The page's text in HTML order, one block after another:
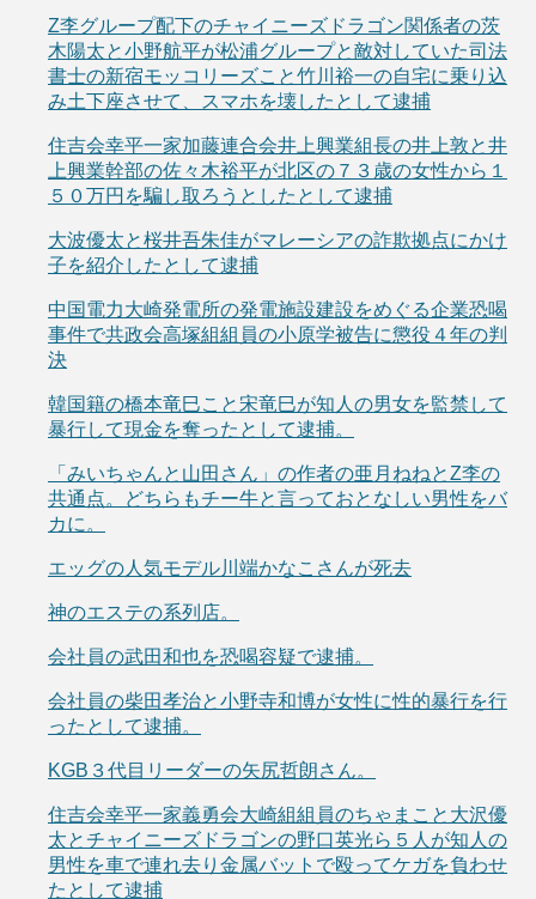
Z李グループ配下のチャイニーズドラゴン関係者の茨
木陽太と小野航平が松浦グループと敵対していた司法
書士の新宿モッコリーズこと竹川裕一の自宅に乗り込
み土下座させて、スマホを壊したとして逮捕
住吉会幸平一家加藤連合会井上興業組長の井上敦と井
上興業幹部の佐々木裕平が北区の７３歳の女性から１
５０万円を騙し取ろうとしたとして逮捕
大波優太と桜井吾朱佳がマレーシアの詐欺拠点にかけ
子を紹介したとして逮捕
中国電力大崎発電所の発電施設建設をめぐる企業恐喝
事件で共政会高塚組組員の小原学被告に懲役４年の判
決
韓国籍の橋本竜巳こと宋竜巳が知人の男女を監禁して
暴行して現金を奪ったとして逮捕。
「みいちゃんと山田さん」の作者の亜月ねねとZ李の
共通点。どちらもチー牛と言っておとなしい男性をバ
カに。
エッグの人気モデル川端かなこさんが死去
神のエステの系列店。
会社員の武田和也を恐喝容疑で逮捕。
会社員の柴田孝治と小野寺和博が女性に性的暴行を行
ったとして逮捕。
KGB３代目リーダーの矢尻哲朗さん。
住吉会幸平一家義勇会大崎組組員のちゃまこと大沢優
太とチャイニーズドラゴンの野口英光ら５人が知人の
男性を車で連れ去り金属バットで殴ってケガを負わせ
たとして逮捕